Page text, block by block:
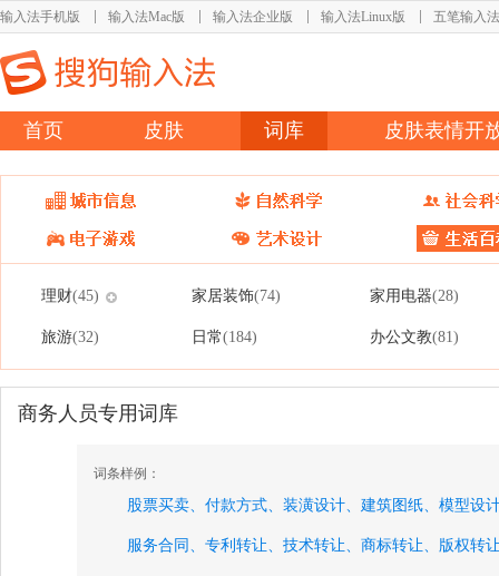
输入法手机版 输入法Mac版 输入法企业版 输入法Linux版 五笔输入法
首页 皮肤 词库 皮肤表情开
理财(45) 家居装饰(74) 家用电器(28)
旅游(32) 日常(184) 办公文教(81)
商务人员专用词库
词条样例：
股票买卖、 付款方式、 装潢设计、 建筑图纸、 模型设
服务合同、 专利转让、 技术转让、 商标转让、 版权转